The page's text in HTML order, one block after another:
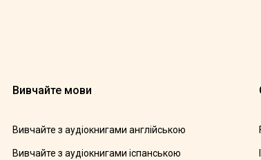
Вивчайте мови
Вивчайте з аудіокнигами англійською
Вивчайте з аудіокнигами іспанською